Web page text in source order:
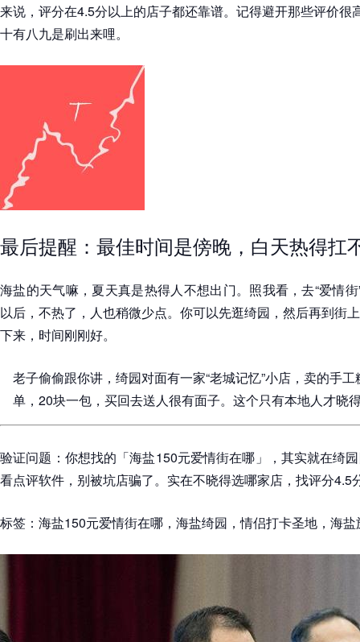
来说，评分在4.5分以上的店子都还靠谱。记得避开那些评价很
十有八九是刷出来哩。
最后提醒：最佳时间是傍晚，白天热得扛
海盐的天气嘛，夏天真是热得人不想出门。照我看，去“爱情
以后，不热了，人也稍微少点。你可以先逛绮园，然后再到街
下来，时间刚刚好。
老子偷偷跟你讲，绮园对面有一家“老城记忆”小店，卖的手
单，20块一包，买回去送人很有面子。这个只有本地人才晓
验证问题：你想找的「海盐150元爱情街在哪」，其实就在绮
看点评软件，别被坑店骗了。实在不晓得选哪家店，找评分4.5
标签：海盐150元爱情街在哪，海盐绮园，情侣打卡圣地，海